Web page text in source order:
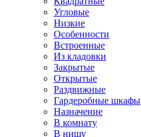
Угловые
Низкие
Особенности
Встроенные
Из кладовки
Закрытые
Открытые
Раздвижные
Гардеробные шкафы
Назначение
В комнату
В нишу